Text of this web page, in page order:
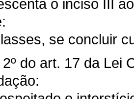
o inciso III
se concluir
do art. 17 da Lei